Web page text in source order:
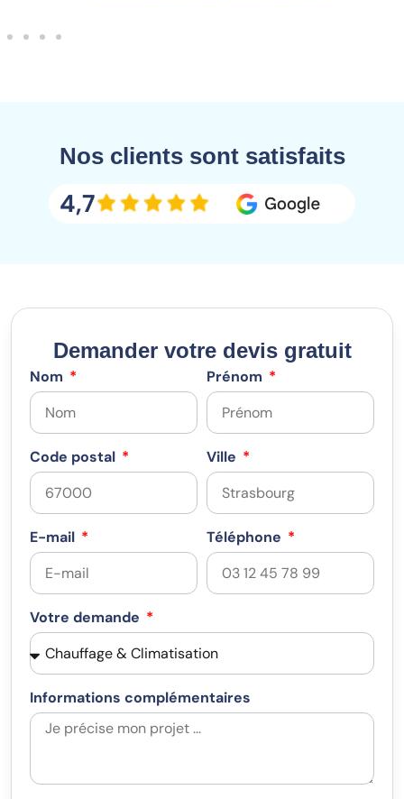
Nos clients sont satisfaits
4,7
Demander votre devis gratuit
Nom Prénom
Code postal Ville
E-mail Téléphone
Votre demande
Informations complémentaires